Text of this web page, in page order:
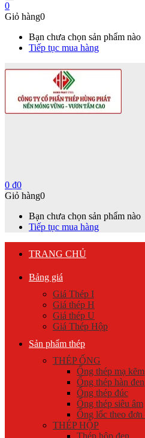
0
Giỏ hàng0
Bạn chưa chọn sản phẩm nào
Tiếp tục mua hàng
0 ₫0
Giỏ hàng0
Bạn chưa chọn sản phẩm nào
Tiếp tục mua hàng
TRANG CHỦ
Bảng giá
Giá Thép I
Giá thép H
Giá thép U
Giá Thép Hộp
Sản phẩm thép
THÉP ỐNG
Ống thép mạ kẽm
Ống thép hàn đen
Ống thép đúc
Ống thép siêu âm
Ống lốc theo đơn
THÉP HỘP
Thép hộp đen